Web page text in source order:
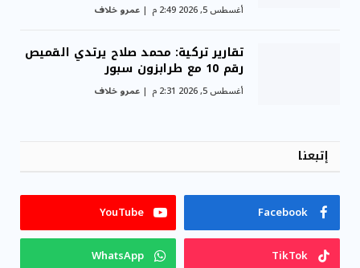
أغسطس 5, 2026 2:49 م عمرو خلاف
تقارير تركية: محمد صلاح يرتدي القميص
رقم 10 مع طرابزون سبور
أغسطس 5, 2026 2:31 م عمرو خلاف
إتبعنا
Facebook
YouTube
TikTok
WhatsApp